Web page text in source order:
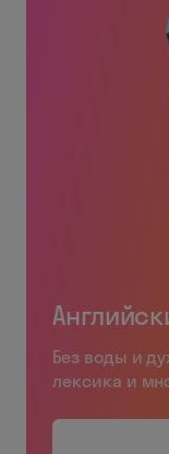
Без воды и
лексика и